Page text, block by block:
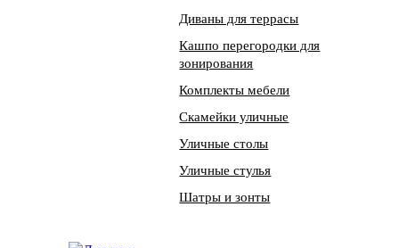
Диваны для террасы
Кашпо перегородки для
зонирования
Комплекты мебели
Скамейки уличные
Уличные столы
Уличные стулья
Шатры и зонты